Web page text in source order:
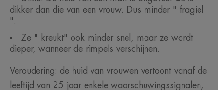
dikker dan die van een vrouw. Dus minder " fragiel
".
Ze " kreukt" ook minder snel, maar ze wordt
dieper, wanneer de rimpels verschijnen.
Veroudering: de huid van vrouwen vertoont vanaf de
leeftijd van 25 jaar enkele waarschuwingssignalen,